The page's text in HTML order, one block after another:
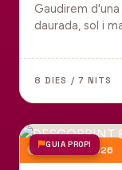
Gaudirem
daurada, sol i
8 DIES / 7 NITS
GUIA PROPI
9 octubre 2026